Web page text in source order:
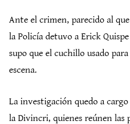
Ante el crimen, parecido al
la Policía detuvo a Erick
supo que el cuchillo usado
escena.
La investigación quedo a
la Divincri, quienes reúnen las